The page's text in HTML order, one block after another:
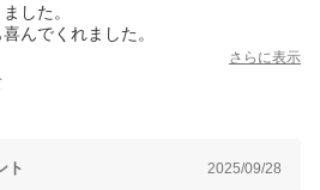
した。
んでくれました。
さらに表示
ト 2025/09/28